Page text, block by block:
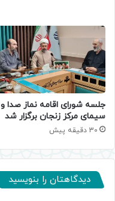
جلسه شورای اقامه نماز صدا و
سیمای مرکز زنجان برگزار شد
30 دقیقه پیش
دیدگاهتان را بنویسید